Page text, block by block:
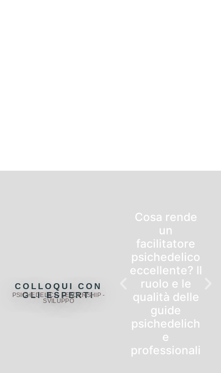
COLLOQUI CON
GLI ESPERTI
PSICHEDELICI - LEADERSHIP -
SVILUPPO
Cosa rende
un
facilitatore
psichedelico
eccellente? Il
ruolo e le
qualità delle
guide
psichedelich
e
professionali